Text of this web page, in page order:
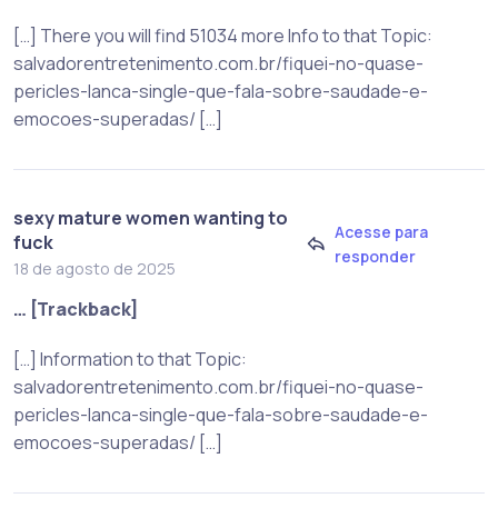
[…] There you will find 51034 more Info to that Topic:
salvadorentretenimento.com.br/fiquei-no-quase-
pericles-lanca-single-que-fala-sobre-saudade-e-
emocoes-superadas/ […]
sexy mature women wanting to
fuck
18 de agosto de 2025
Acesse para
responder
… [Trackback]
[…] Information to that Topic:
salvadorentretenimento.com.br/fiquei-no-quase-
pericles-lanca-single-que-fala-sobre-saudade-e-
emocoes-superadas/ […]